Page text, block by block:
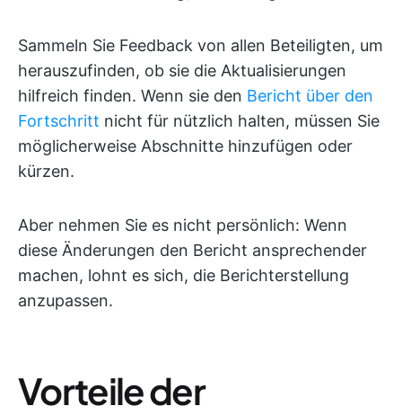
Sammeln Sie Feedback von allen Beteiligten, um
herauszufinden, ob sie die Aktualisierungen
hilfreich finden. Wenn sie den Bericht über den
Fortschritt nicht für nützlich halten, müssen Sie
möglicherweise Abschnitte hinzufügen oder
kürzen.
Aber nehmen Sie es nicht persönlich: Wenn
diese Änderungen den Bericht ansprechender
machen, lohnt es sich, die Berichterstellung
anzupassen.
Vorteile der